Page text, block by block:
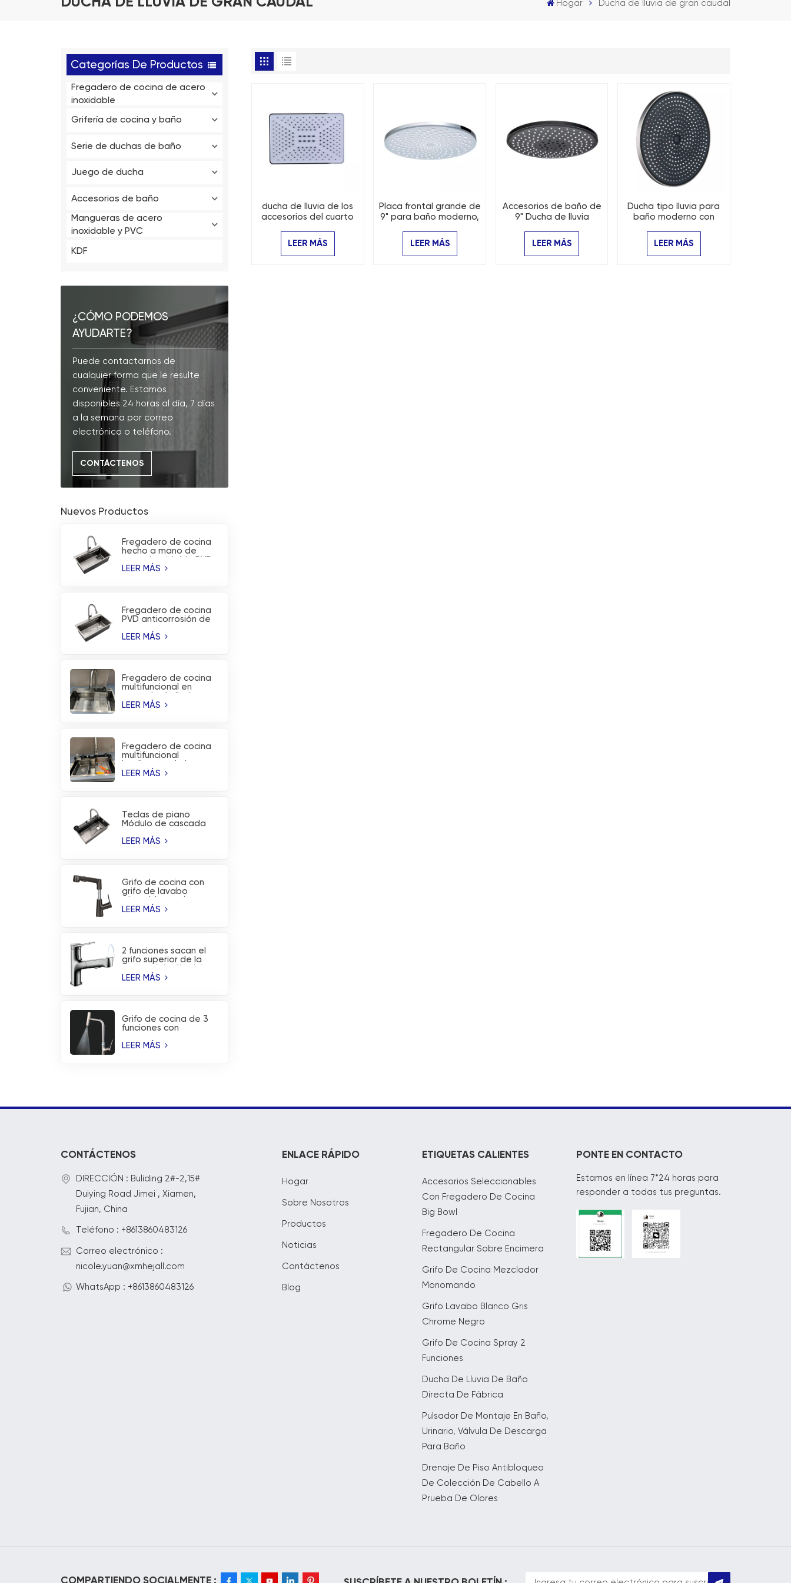
Hogar Ducha de lluvia de gran caudal
Categorías De Productos
Fregadero de cocina de acero
inoxidable
Grifería de cocina y baño
Serie de duchas de baño
Juego de ducha
Accesorios de baño
Mangueras de acero
inoxidable y PVC
KDF
¿CÓMO PODEMOS
AYUDARTE?
Puede contactarnos de
cualquier forma que le resulte
conveniente. Estamos
disponibles 24 horas al día, 7 días
a la semana por correo
electrónico o teléfono.
CONTÁCTENOS
Nuevos Productos
Fregadero de cocina
hecho a mano de
sin revestimiento
LEER MÁS
Fregadero de cocina
PVD anticorrosión de
hecho a mano de
LEER MÁS
Fregadero de cocina
multifuncional en
voladora de acero
LEER MÁS
Fregadero de cocina
multifuncional
estación de trabajo
LEER MÁS
Teclas de piano
Módulo de cascada
Fregadero de cocina
LEER MÁS
Grifo de cocina con
grifo de lavabo
extraíble con 2
LEER MÁS
2 funciones sacan el
grifo superior de la
lavabo del lavado de
LEER MÁS
Grifo de cocina de 3
funciones con
temperatura y
LEER MÁS
ducha de lluvia de los
accesorios del cuarto
190mm*280m m
Rectangle
LEER MÁS
Placa frontal grande de
9" para baño moderno,
LEER MÁS
Accesorios de baño de
9" Ducha de lluvia
LEER MÁS
Ducha tipo lluvia para
baño moderno con
10"
LEER MÁS
CONTÁCTENOS
DIRECCIÓN : Buliding 2#-2,15#
Duiying Road Jimei , Xiamen,
Fujian, China
Teléfono : +8613860483126
Correo electrónico :
nicole.yuan@xmhejall.com
WhatsApp : +8613860483126
ENLACE RÁPIDO
Hogar
Sobre Nosotros
Productos
Noticias
Contáctenos
Blog
ETIQUETAS CALIENTES
Accesorios Seleccionables
Con Fregadero De Cocina
Big Bowl
Fregadero De Cocina
Rectangular Sobre Encimera
Grifo De Cocina Mezclador
Monomando
Grifo Lavabo Blanco Gris
Chrome Negro
Grifo De Cocina Spray 2
Funciones
Ducha De Lluvia De Baño
Directa De Fábrica
Pulsador De Montaje En Baño,
Urinario, Válvula De Descarga
Para Baño
Drenaje De Piso Antibloqueo
De Colección De Cabello A
Prueba De Olores
PONTE EN CONTACTO
Estamos en línea 7*24 horas para
responder a todas tus preguntas.
COMPARTIENDO SOCIALMENTE :